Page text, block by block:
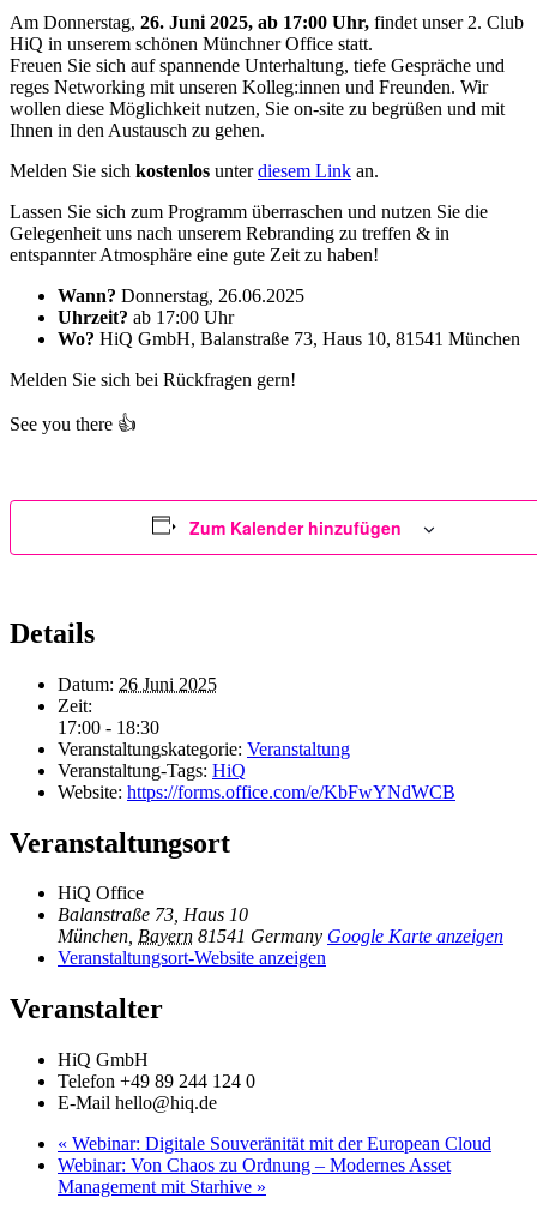
Am Donnerstag, 26. Juni 2025, ab 17:00 Uhr, findet unser 2. Club
HiQ in unserem schönen Münchner Office statt.
Freuen Sie sich auf spannende Unterhaltung, tiefe Gespräche und
reges Networking mit unseren Kolleg:innen und Freunden. Wir
wollen diese Möglichkeit nutzen, Sie on-site zu begrüßen und mit
Ihnen in den Austausch zu gehen.
Melden Sie sich kostenlos unterdiesem Link an.
Lassen Sie sich zum Programm überraschen und nutzen Sie die
Gelegenheit uns nach unserem Rebranding zu treffen & in
entspannter Atmosphäre eine gute Zeit zu haben!
Wann? Donnerstag, 26.06.2025
Uhrzeit? ab 17:00 Uhr
Wo? HiQ GmbH, Balanstraße 73, Haus 10, 81541 München
Melden Sie sich bei Rückfragen gern!
See you there 👍
Zum Kalender hinzufügen
Details
Datum: 26 Juni 2025
Zeit:
17:00 - 18:30
Veranstaltungskategorie: Veranstaltung
Veranstaltung-Tags: HiQ
Website: https://forms.office.com/e/KbFwYNdWCB
Veranstaltungsort
HiQ Office
Balanstraße 73, Haus 10
München, Bayern 81541 Germany Google Karte anzeigen
Veranstaltungsort-Website anzeigen
Veranstalter
HiQ GmbH
Telefon +49 89 244 124 0
E-Mail hello@hiq.de
« Webinar: Digitale Souveränität mit der European Cloud
Webinar: Von Chaos zu Ordnung – Modernes Asset
Management mit Starhive »